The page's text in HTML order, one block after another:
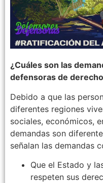
¿Cuáles son las
defensoras de
Debido a que las
diferentes regiones
sociales, económicos,
demandas son
señalan las demandas
Que el Estado y
respeten sus